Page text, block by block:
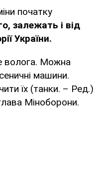
початку
залежать і від
України.
волога. Можна
машини.
їх (танки. – Ред.)
Міноборони.